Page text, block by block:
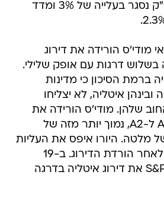
המסחר. מדד נאסד"ק נסגר בעלייה של 3% ומדד
מודי'ס הורידה את דירוג
דרגות עם אופק שלילי.
ברמת הסיכון כי מדינות
ובינהן איטליה, לא יצליחו
שלהן. מודי'ס הורידה את
דירוג איטליה מ-AA2 ל-A2, נמוך יותר מזה של
מלטה. היורו איפס את העליות
מול הין והדולר מיד לאחר הורדת הדירוג. ב-19
בספטמבר הורידה S&P את דירוג איטליה בדרגה